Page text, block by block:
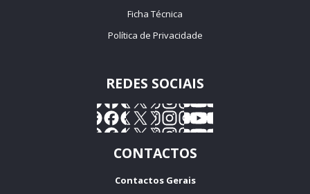
Ficha Técnica
Política de Privacidade
REDES SOCIAIS
CONTACTOS
Contactos Gerais